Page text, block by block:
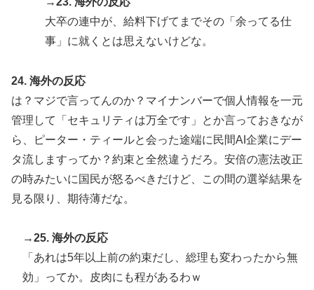
大卒の連中が、給料下げてまでその「余ってる仕
事」に就くとは思えないけどな。
24. 海外の反応
は？マジで言ってんのか？マイナンバーで個人情報を一元
管理して「セキュリティは万全です」とか言っておきなが
ら、ピーター・ティールと会った途端に民間AI企業にデー
タ流しますってか？約束と全然違うだろ。安倍の憲法改正
の時みたいに国民が怒るべきだけど、この間の選挙結果を
見る限り、期待薄だな。
→25. 海外の反応
「あれは5年以上前の約束だし、総理も変わったから無
効」ってか。皮肉にも程があるわｗ